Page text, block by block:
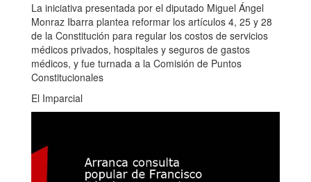
La iniciativa presentada por el diputado Miguel Ángel
Monraz Ibarra plantea reformar los artículos 4, 25 y 28
de la Constitución para regular los costos de servicios
médicos privados, hospitales y seguros de gastos
médicos, y fue turnada a la Comisión de Puntos
Constitucionales
El Imparcial